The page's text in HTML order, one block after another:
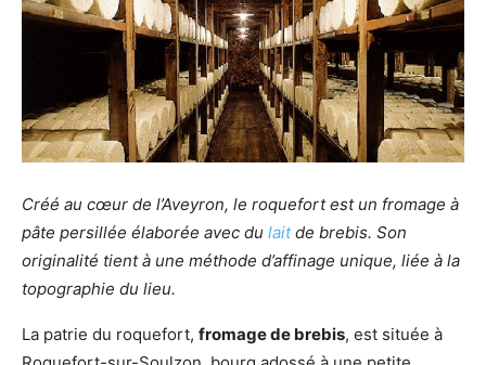
Créé au cœur de l’Aveyron, le roquefort est un fromage à
pâte persillée élaborée avec du laitde brebis. Son
originalité tient à une méthode d’affinage unique, liée à la
topographie du lieu.
La patrie du roquefort, fromage de brebis, est située à